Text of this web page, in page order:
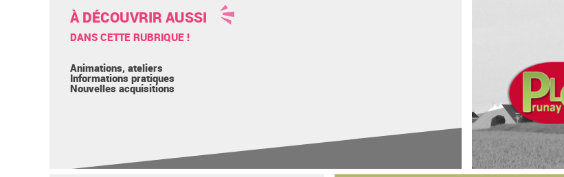
À DÉCOUVRIR AUSSI
DANS CETTE RUBRIQUE !
Animations, ateliers
Informations pratiques
Nouvelles acquisitions